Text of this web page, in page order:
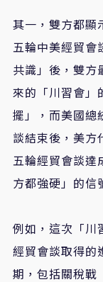
其一，雙方都顯
五輪中美經貿會
共識」後，雙方
來的「川習會」
擺」，而美國總
談結束後，美方
五輪經貿會談達
方都強硬」的信
例如，這次「川
經貿會談取得的
期，包括關稅戰